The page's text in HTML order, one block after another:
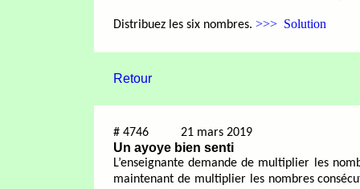
Distribuez les six nombres. >>> Solution
Retour
# 4746 21 mars 2019
Un ayoye bien senti
L’enseignante demande de multiplier les
maintenant de multiplier les nombres